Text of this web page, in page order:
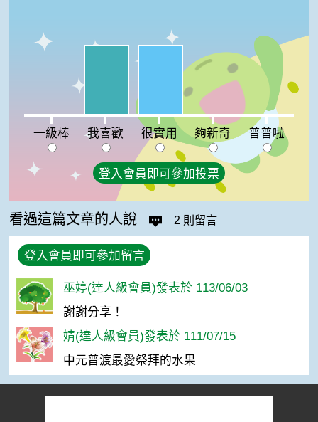
一級棒:0% 夠新奇:0%普普啦:0%
一級棒 我喜歡 很實用 夠新奇 普普啦
登入會員即可參加投票
看過這篇文章的人說 2 則留言
登入會員即可參加留言
巫婷(達人級會員)發表於 113/06/03
謝謝分享！
婧(達人級會員)發表於 111/07/15
中元普渡最愛祭拜的水果